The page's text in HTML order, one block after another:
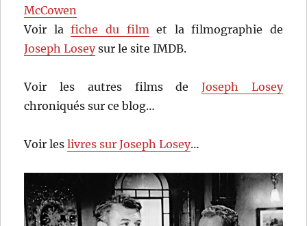
McCowen
Voir lafiche du filmet la filmographie de
Joseph Loseysur le site IMDB.
Voir les autres films de Joseph Losey
chroniqués sur ce blog…
Voir leslivres sur Joseph Losey…